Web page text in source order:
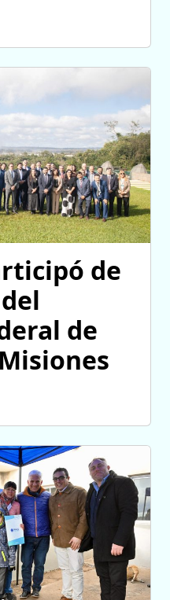
de
de